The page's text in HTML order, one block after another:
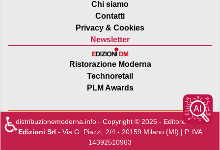
Chi siamo
Contatti
Privacy & Cookies
Newsletter
Ristorazione Moderna
Technoretail
PLM Awards
distribuzionemoderna.info - Copyright © 2026 - Editore:Edra
Edizioni Srl - Via G. Piazzi, 2/4 - 20159 Milano (MI) | P. IVA
14392510963